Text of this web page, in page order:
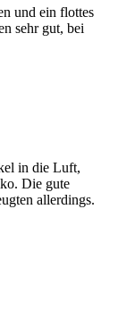
und ein flottes
sehr gut, bei
in die Luft,
Die gute
allerdings.